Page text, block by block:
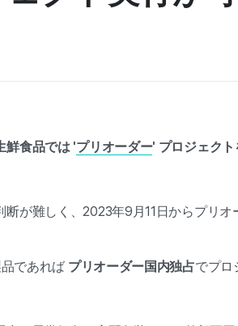
鮮食品では 'プリオーダー' プロジェクト
断が難しく、2023年9月11日からプリ
であれば プリオーダー国内独占でプロ